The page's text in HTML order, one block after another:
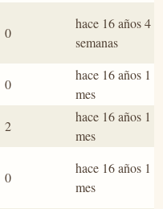
0
hace 16 años 4
semanas
0
hace 16 años 1
mes
2
hace 16 años 1
mes
0
hace 16 años 1
mes